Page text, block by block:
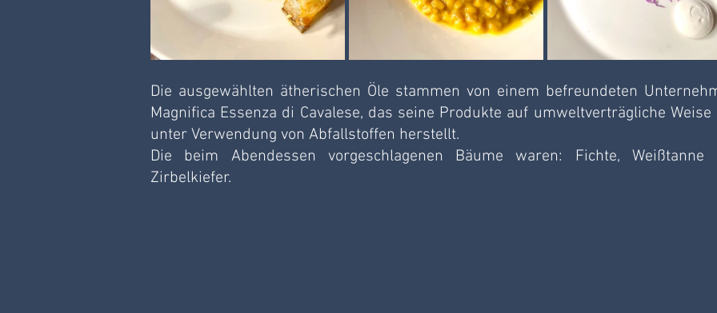
Die ausgewählten ätherischen Öle stammen von einem befreundeten
Magnifica Essenza di Cavalese, das seine Produkte auf umweltverträgliche Weise
unter Verwendung von Abfallstoffen herstellt.
Die beim Abendessen vorgeschlagenen Bäume waren: Fichte, Weißtanne
Zirbelkiefer.